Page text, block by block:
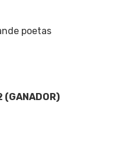
poetas